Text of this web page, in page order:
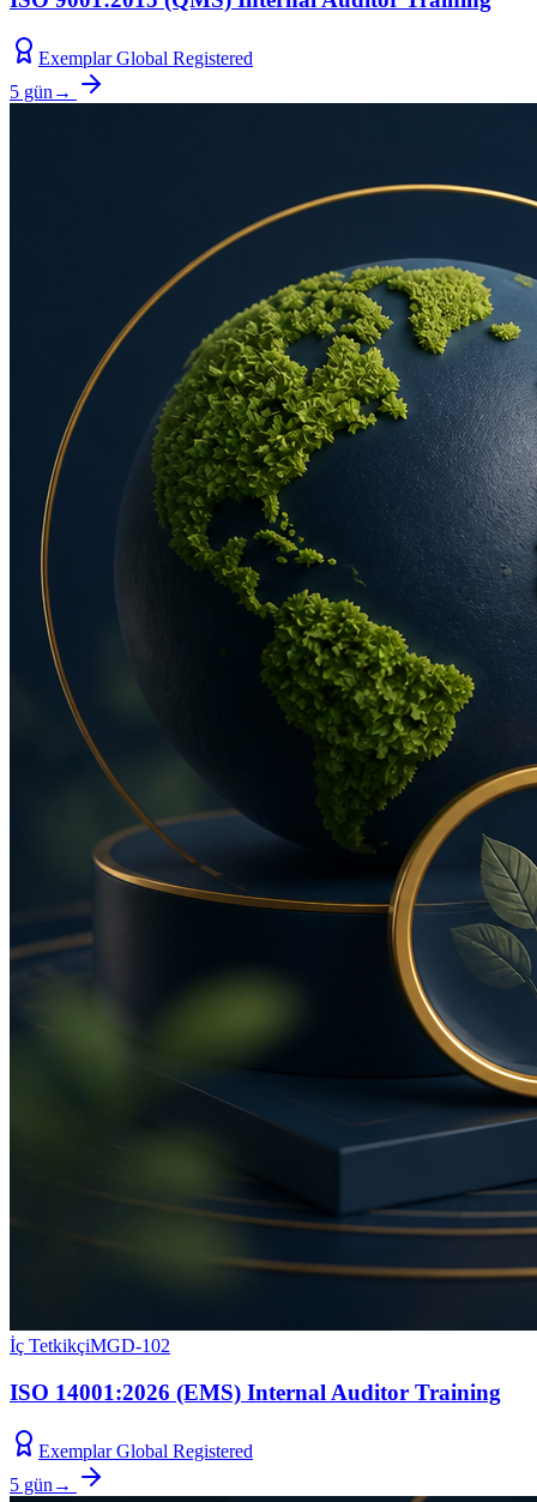
Exemplar Global Registered
5 gün →
İç TetkikçiMGD-102
ISO 14001:2026 (EMS) Internal Auditor Training
Exemplar Global Registered
5 gün →